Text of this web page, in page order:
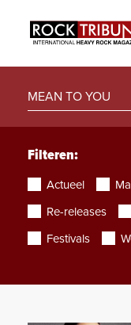
Filteren:
Actueel
Re-releases
Festivals